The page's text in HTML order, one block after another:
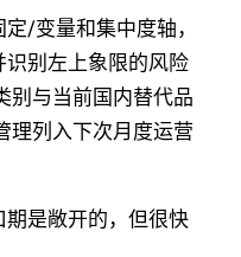
/变量和集中度轴，
别左上象限的风险
别与当前国内替代品
理列入下次月度运营
是敞开的，但很快